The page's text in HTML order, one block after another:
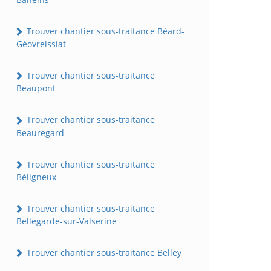
Trouver chantier sous-traitance Béard-
Géovreissiat
Trouver chantier sous-traitance
Beaupont
Trouver chantier sous-traitance
Beauregard
Trouver chantier sous-traitance
Béligneux
Trouver chantier sous-traitance
Bellegarde-sur-Valserine
Trouver chantier sous-traitance Belley